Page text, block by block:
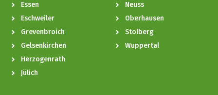
Essen
Eschweiler
Grevenbroich
Gelsenkirchen
Herzogenrath
Jülich
Neuss
Oberhausen
Stolberg
Wuppertal